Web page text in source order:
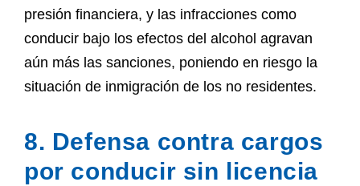
presión financiera, y las infracciones como
conducir bajo los efectos del alcohol agravan
aún más las sanciones, poniendo en riesgo la
situación de inmigración de los no residentes.
8. Defensa contra cargos
por conducir sin licencia